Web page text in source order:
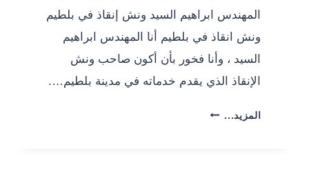
المهندس ابراهيم السيد ونش إنقاذ في بلطيم
ونش انقاذ في بلطيم أنا المهندس ابراهيم
السيد ، وأنا فخور بأن أكون صاحب ونش
الإنقاذ الذي يقدم خدماته في مدينة بلطيم….
المزيد... تجربتي